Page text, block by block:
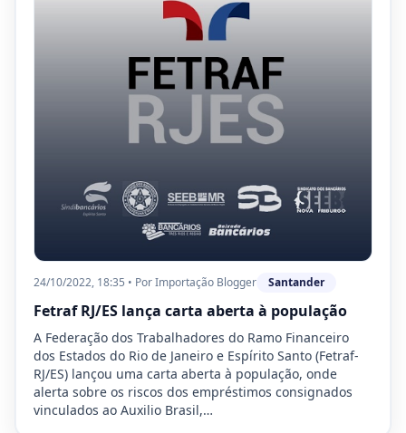
24/10/2022, 18:35 • PorImportação Blogger Santander
Fetraf RJ/ES lança carta aberta à população
A Federação dos Trabalhadores do Ramo Financeiro
dos Estados do Rio de Janeiro e Espírito Santo (Fetraf-
RJ/ES) lançou uma carta aberta à população, onde
alerta sobre os riscos dos empréstimos consignados
vinculados ao Auxilio Brasil,…